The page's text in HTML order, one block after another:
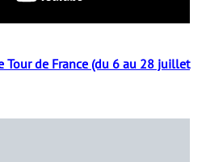
Tour de France (du 6 au 28 juillet